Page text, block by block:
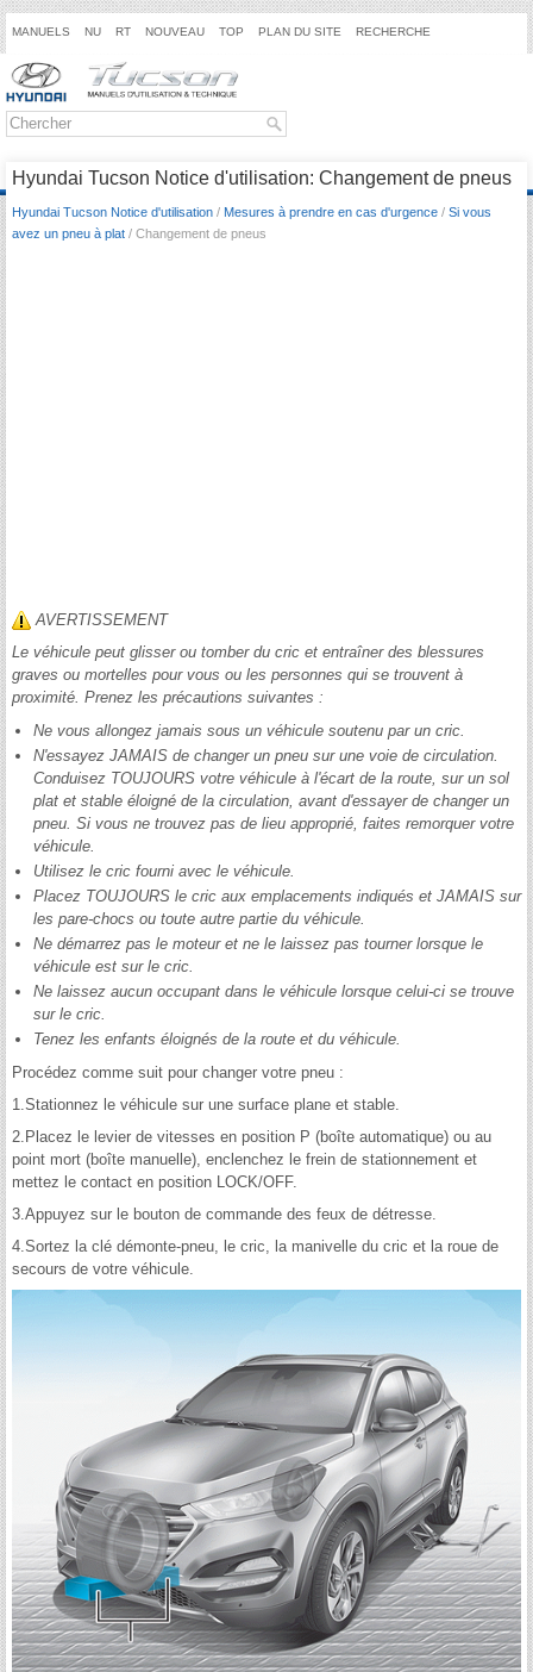
MANUELS NU RT NOUVEAU TOP PLAN DU SITE RECHERCHE
Hyundai Tucson Notice d'utilisation: Changement de pneus
Hyundai Tucson Notice d'utilisation / Mesures à prendre en cas d'urgence / Si vous
avez un pneu à plat / Changement de pneus
AVERTISSEMENT
Le véhicule peut glisser ou tomber du cric et entraîner des blessures
graves ou mortelles pour vous ou les personnes qui se trouvent à
proximité. Prenez les précautions suivantes :
Ne vous allongez jamais sous un véhicule soutenu par un cric.
N'essayez JAMAIS de changer un pneu sur une voie de circulation.
Conduisez TOUJOURS votre véhicule à l'écart de la route, sur un sol
plat et stable éloigné de la circulation, avant d'essayer de changer un
pneu. Si vous ne trouvez pas de lieu approprié, faites remorquer votre
véhicule.
Utilisez le cric fourni avec le véhicule.
Placez TOUJOURS le cric aux emplacements indiqués et JAMAIS sur
les pare-chocs ou toute autre partie du véhicule.
Ne démarrez pas le moteur et ne le laissez pas tourner lorsque le
véhicule est sur le cric.
Ne laissez aucun occupant dans le véhicule lorsque celui-ci se trouve
sur le cric.
Tenez les enfants éloignés de la route et du véhicule.
Procédez comme suit pour changer votre pneu :
1.Stationnez le véhicule sur une surface plane et stable.
2.Placez le levier de vitesses en position P (boîte automatique) ou au
point mort (boîte manuelle), enclenchez le frein de stationnement et
mettez le contact en position LOCK/OFF.
3.Appuyez sur le bouton de commande des feux de détresse.
4.Sortez la clé démonte-pneu, le cric, la manivelle du cric et la roue de
secours de votre véhicule.